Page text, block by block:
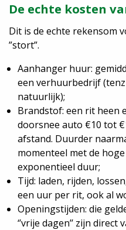
De echte kosten
Dit is de echte rekensom
”stort”.
Aanhanger huur:
een verhuurbedrijf
natuurlijk);
Brandstof: een rit heen
doorsnee auto €10 tot
afstand. Duurder
momenteel met de
exponentieel duur;
Tijd: laden, rijden,
een uur per rit, ook al
Openingstijden: die
‘’vrije dagen’’ zijn